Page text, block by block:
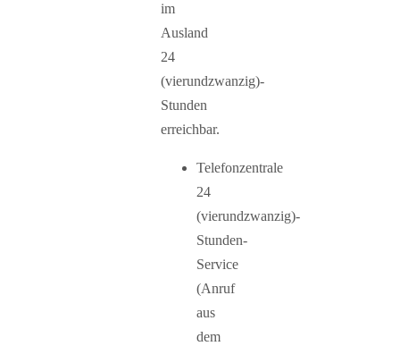
im
Ausland
24
(vierundzwanzig)-
Stunden
erreichbar.
Telefonzentrale
24
(vierundzwanzig)-
Stunden-
Service
(Anruf
aus
dem